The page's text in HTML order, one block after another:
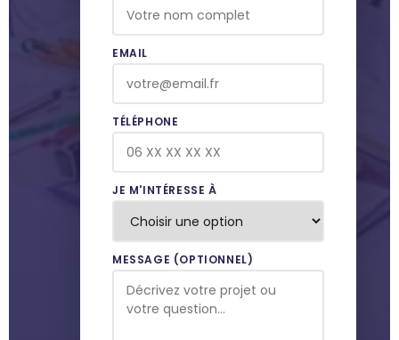
EMAIL
TÉLÉPHONE
JE M'INTÉRESSE À
MESSAGE (OPTIONNEL)